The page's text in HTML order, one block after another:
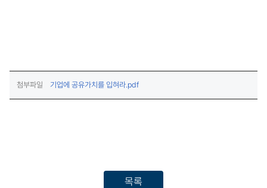
첨부파일 기업에 공유가치를 입혀라.pdf(다운로드)
목록